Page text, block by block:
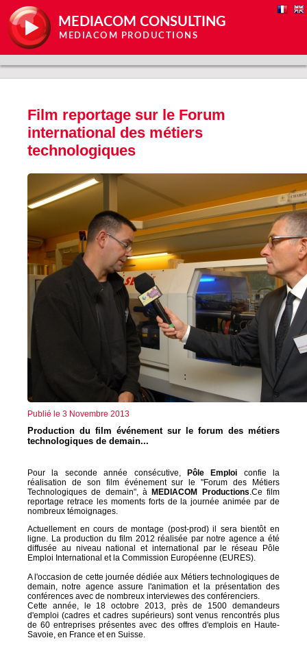
MEDIACOM CONSULTING
MEDIACOM PRODUCTIONS
Film reportage sur le Forum
international des métiers
technologiques
Publié le 3 Novembre 2013
Production du film événement sur le forum des métiers
technologiques de demain...
Pour la seconde année consécutive, Pôle Emploi confie la
réalisation de son film événement sur le "Forum des Métiers
Technologiques de demain", à MEDIACOM Productions.Ce film
reportage retrace les moments forts de la journée animée par de
nombreux témoignages.
Actuellement en cours de montage (post-prod) il sera bientôt en
ligne. La production du film 2012 réalisée par notre agence a été
diffusée au niveau national et international par le réseau Pôle
Emploi International et la Commission Européenne (EURES).
A l'occasion de cette journée dédiée aux Métiers technologiques de
demain, notre agence assure l'animation et la présentation des
conférences avec de nombreux interviewes des conférenciers.
Cette année, le 18 octobre 2013, près de 1500 demandeurs
d'emploi (cadres et cadres supérieurs) sont venus rencontrés plus
de 60 entreprises présentes avec des offres d'emplois en Haute-
Savoie, en France et en Suisse.